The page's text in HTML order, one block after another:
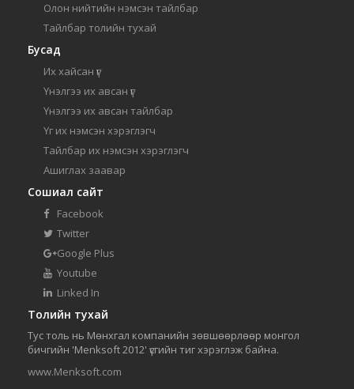
Олон нийтийн нэмсэн тайлбар
Тайлбар толийн тухай
Бусад
Их хайсан үг
Үнэлгээ их авсан үг
Үнэлгээ их авсан тайлбар
Үг их нэмсэн хэрэглэгч
Тайлбар их нэмсэн хэрэглэгч
Ашиглах заавар
Сошиал сайт
Facebook
Twitter
Google Plus
Youtube
Linked In
Толийн тухай
Тус толь нь Мөнхгал компанийн зөвшөөрлөөр монгол
бичгийн 'Menksoft 2012' үсгийн тиг хэрэглэж байна.
www.Menksoft.com